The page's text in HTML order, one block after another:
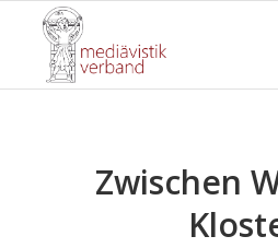
Zwischen